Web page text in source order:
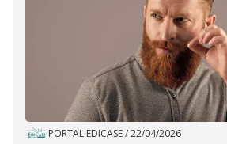
PORTAL EDICASE/22/04/2026